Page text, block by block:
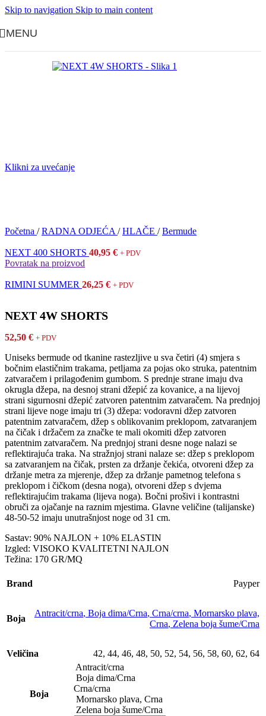
Skip to navigation Skip to main content
MENU
Klikni za uvećanje
Početna / RADNA ODJEĆA / HLAČE / Bermude
NEXT 400 SHORTS 40,95 € + PDV
Povratak na proizvod
RIMINI SUMMER 26,25 € + PDV
NEXT 4W SHORTS
52,50 € + PDV
Uniseks bermude od tkanine rastezljive u sva četiri (4) smjera s
bočnim elastičnim trakama, petljama za pojas oko struka, patentnim
zatvaračem i prilagođenim gumbom. S prednje strane imaju dva
okrugla džepa, na desnoj strani džepić za kovanice, a na lijevoj
strani sigurnosni džepić zatvoren patentnim zatvaračem. Na prednjoj
strani lijeve noge imaju tri (3) džepa: vodoravni džep zatvoren
patentnim zatvaračem, džep s oblikovanim preklopom, zatvaranjem
na čičak i držačem za značke te mali okomiti džep zatvoren
patentnim zatvaračem. Na prednjoj strani desne noge nalazi se
reflektirajuća traka. Na stražnjoj strani nalaze se: džep s preklopom
sa zatvaranjem na čičak, prsten za držanje čekića, otvoreni džep za
držanje metra za mjerenje, džep za držanje pametnog telefona s
preklopom i čičkom (desna noga), otvoreni džep s dvjema
reflektirajućim trakama (lijeva noga). Bočni prošivi i kontrastni
obruči za ojačanje na raznim mjestima. Glavne veličine (talijanske)
48-50-52 imaju unutrašnjost noge od 31 cm.
Sastav: 90% NAJLON + 10% ELASTIN
Izgled: VISOKO KVALITETNI NAJLON
Težina: 170 GR/MQ
Brand Payper
Boja
Antracit/crna, Boja dima/Crna, Crna/crna, Mornarsko plava,
Crna, Zelena boja šume/Crna
Veličina 42, 44, 46, 48, 50, 52, 54, 56, 58, 60, 62, 64
Boja
Antracit/crna
Boja dima/Crna
Crna/crna
Mornarsko plava, Crna
Zelena boja šume/Crna